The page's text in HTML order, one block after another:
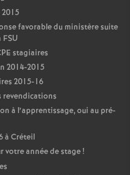
favorable du ministère suite
FSU
stagiaires
2014-2015
2015-16
revendications
à l’apprentissage, oui au pré-
à Créteil
votre année de stage!